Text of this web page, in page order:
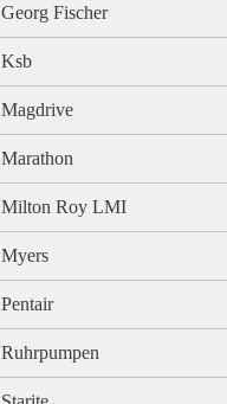
Georg Fischer
Ksb
Magdrive
Marathon
Milton Roy LMI
Myers
Pentair
Ruhrpumpen